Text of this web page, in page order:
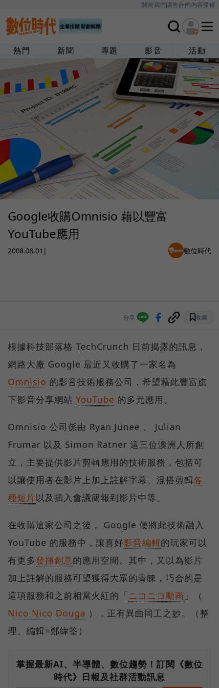
關於我們廣告合作內容授權
熱門 新聞 專題 影音 活動
Google收購Omnisio 藉以豐富
YouTube應用
2008.08.01 | 數位時代
分享 收藏
根據科技部落格 TechCrunch 日前揭露的訊息，
網路大廠 Google 最近又收購了一家名為
Omnisio 的影音技術服務公司，希望藉此豐富旗
下影音分享網站 YouTube 的多元應用。
Omnisio 公司係由 Ryan Junee 、 Julian
Frumar 以及 Simon Ratner 這三位澳洲人所創
立，主要提供影片剪輯應用的技術服務，包括可
以讓使用者在影片上加上註解字幕、混搭剪輯各
種短片以及插入會議簡報到影片中等。
在收購這家公司之後， Google 便將此技術融入
YouTube 的服務中，讓喜好影音編輯的玩家可以
有更多發揮創意的應用空間。其中，又以為影片
加上註解的服務可望獲得大眾的青睞，巧合的是
這項服務和之前相當火紅的「ニコニコ動画 」（
Nico Nico Douga ），正有異曲同工之妙。（整
理、編輯=鄭緯筌）
掌握最新AI、半導體、數位趨勢！訂閱《數位
時代》日報及社群活動訊息